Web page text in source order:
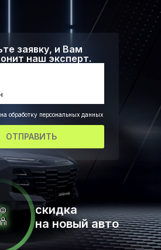
заявку, и Вам
наш эксперт.
обработку персональных данных
ОТПРАВИТЬ
скидка
на новый авто